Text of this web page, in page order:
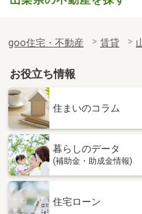
goo住宅・不動産 賃貸
お役立ち情報
住まいのコラム
暮らしのデータ
(補助金・助成金情報)
住宅ローン